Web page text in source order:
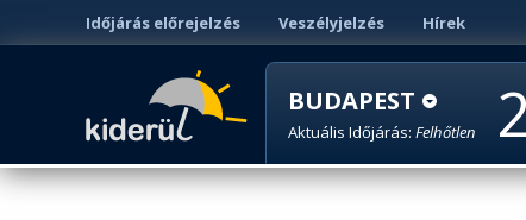
Időjárás előrejelzés Veszélyjelzés Hírek
BUDAPEST
Aktuális Időjárás: Felhőtlen